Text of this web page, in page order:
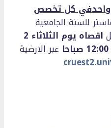
في كل تخصص
للسنة الجامعية
اقصاه يوم الثلاثاء 2
عبر الارضية